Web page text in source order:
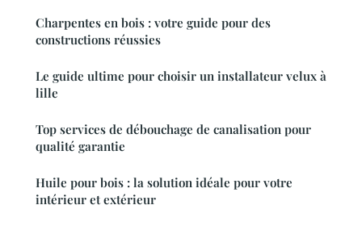
Charpentes en bois : votre guide pour des
constructions réussies
Le guide ultime pour choisir un installateur velux à
lille
Top services de débouchage de canalisation pour
qualité garantie
Huile pour bois : la solution idéale pour votre
intérieur et extérieur